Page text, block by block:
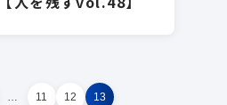
PREV
… 11 12 13